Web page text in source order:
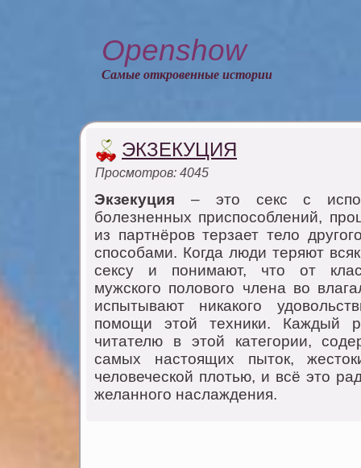
Openshow
Самые откровенные истории
ЭКЗЕКУЦИЯ
Просмотров: 4045
Экзекуция – это секс с
болезненных приспособлений,
из партнёров терзает тело
способами. Когда люди теряют
сексу и понимают, что от
мужского полового члена во
испытывают никакого
помощи этой техники. Каждый
читателю в этой категории,
самых настоящих пыток,
человеческой плотью, и всё это
желанного наслаждения.